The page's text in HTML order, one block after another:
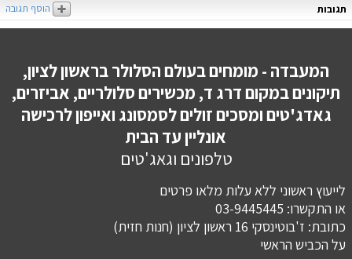
תגובות הוסף תגובה
המעבדה - מומחים בעולם הסלולר בראשון לציון,
תיקונים במקום דרג ד, מכשירים סלולריים, אביזרים,
גאדג'טים ומסכים זולים לסמסונג ואייפון לרכישה
אונליין עד הבית
טלפונים וגאג'טים
לייעוץ ראשוני ללא עלות מלאו פרטים
או התקשרו: 03-9445445
כתובת: ז'בוטינסקי 16 ראשון לציון (חנות חזית)
​​​​​​​על הכביש הראשי